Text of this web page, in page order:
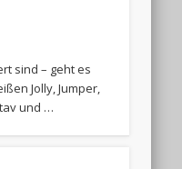
sind – geht es
Jolly, Jumper,
und …